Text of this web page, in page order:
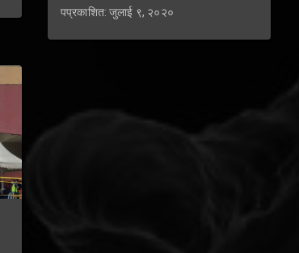
पप्रकाशित: जुलाई ९, २०२०